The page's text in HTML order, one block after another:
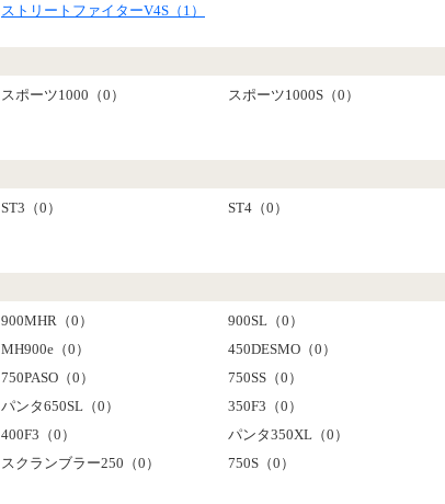
ストリートファイターV4S（1）
スポーツ1000（0）
スポーツ1000S（0）
ST3（0）
ST4（0）
900MHR（0）
900SL（0）
MH900e（0）
450DESMO（0）
750PASO（0）
750SS（0）
パンタ650SL（0）
350F3（0）
400F3（0）
パンタ350XL（0）
スクランブラー250（0）
750S（0）